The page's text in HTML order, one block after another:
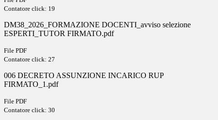
Contatore click: 19
DM38_2026_FORMAZIONE DOCENTI_avviso selezione
ESPERTI_TUTOR FIRMATO.pdf
File PDF
Contatore click: 27
006 DECRETO ASSUNZIONE INCARICO RUP
FIRMATO_1.pdf
File PDF
Contatore click: 30